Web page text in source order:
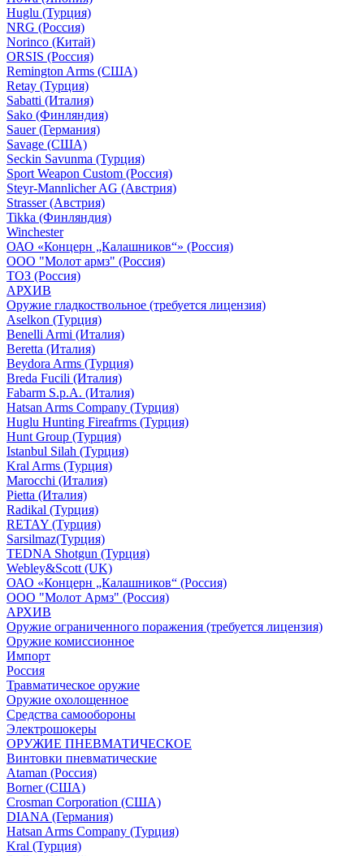
Huglu (Турция)
NRG (Россия)
Norinco (Китай)
ORSIS (Россия)
Remington Arms (США)
Retay (Турция)
Sabatti (Италия)
Sako (Финляндия)
Sauer (Германия)
Savage (США)
Seckin Savunma (Турция)
Sport Weapon Custom (Россия)
Steyr-Mannlicher AG (Австрия)
Strasser (Австрия)
Tikka (Финляндия)
Winchester
ОАО «Концерн „Калашников“» (Россия)
ООО "Молот армз" (Россия)
ТОЗ (Россия)
АРХИВ
Оружие гладкоствольное (требуется лицензия)
Aselkon (Турция)
Benelli Armi (Италия)
Beretta (Италия)
Beydora Arms (Турция)
Breda Fucili (Италия)
Fabarm S.p.A. (Италия)
Hatsan Arms Company (Турция)
Huglu Hunting Fireafrms (Турция)
Hunt Group (Турция)
Istanbul Silah (Турция)
Kral Arms (Турция)
Marocchi (Италия)
Pietta (Италия)
Radikal (Турция)
RETAY (Турция)
Sarsilmaz(Турция)
TEDNA Shotgun (Турция)
Webley&Scott (UK)
ОАО «Концерн „Калашников“ (Россия)
ООО "Молот Армз" (Россия)
АРХИВ
Оружие ограниченного поражения (требуется лицензия)
Оружие комиссионное
Импорт
Россия
Травматическое оружие
Оружие охолощенное
Средства самообороны
Электрошокеры
ОРУЖИЕ ПНЕВМАТИЧЕСКОЕ
Винтовки пневматические
Ataman (Россия)
Borner (США)
Crosman Corporation (США)
DIANA (Германия)
Hatsan Arms Company (Турция)
Kral (Турция)